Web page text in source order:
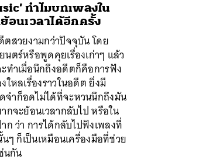
ทำไมบทเพลงใน
อนเวลาได้อีกครั้ง
สวยงามกว่าปัจจุบัน โดย
ตร์หรือพูดคุยเรื่องเก่าๆ แล้ว
ทำเมื่อนึกถึงอดีตก็คือการฟัง
หลเรื่องราวในอดีต ยิ่งมี
ำก็อดไม่ได้ที่จะหวนนึกถึงมัน
กจะย้อนเวลากลับไป หรือใน
ก ว่า การได้กลับไปฟังเพลงที่
ๆ ก็เป็นเหมือนเครื่องมือที่ช่วย
นกัน